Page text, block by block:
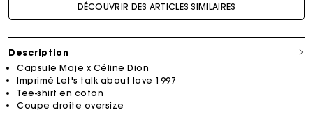
DÉCOUVRIR DES ARTICLES SIMILAIRES
Description
Capsule Maje x Céline Dion
Imprimé Let's talk about love 1997
Tee-shirt en coton
Coupe droite oversize